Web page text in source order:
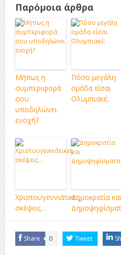
Παρόμοια άρθρα
Μήπως η
συμπεριφορά
σου
υποδηλώνει
ενοχή?
Πόσο μεγάλη
ομάδα είσαι
Ολυμπιακέ;
Χριστουγεννιάτικες
σκέψεις…
Δημοκρατία και
Share 0 Tweet